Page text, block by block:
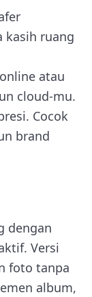
kasih ruang
atau
cloud-mu.
Cocok
brand
dengan
Versi
foto tanpa
album,